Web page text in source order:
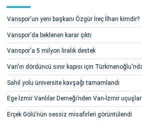
Vanspor'un yeni başkanı Özgür İreç İlhan kimdir?
Vanspor'da beklenen karar çıktı
Vanspor'a 5 milyon liralık destek
Van'ın dördüncü sınır kapısı için
Sahil yolu üniversite kavşağı tamamlandı
Ege İzmir Vanlılar Derneği’nden Van-İzmir
Erçek Gölü’nün sessiz misafirleri görüntülendi